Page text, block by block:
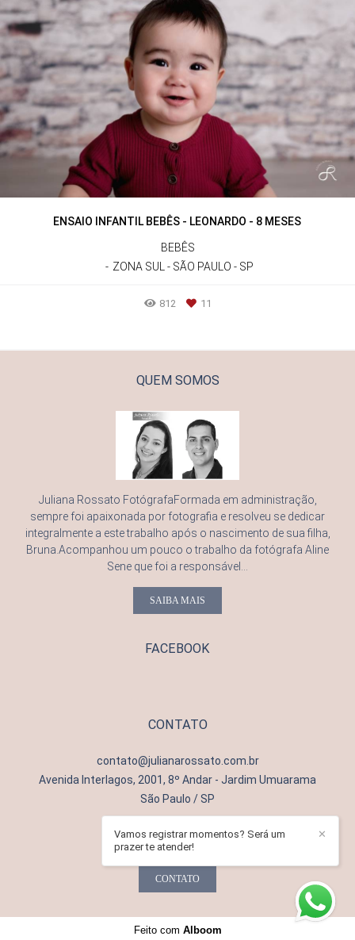
ENSAIO INFANTIL BEBÊS - LEONARDO - 8 MESES
BEBÊS
ZONA SUL - SÃO PAULO - SP
812 11
QUEM SOMOS
Juliana Rossato FotógrafaFormada em administração,
sempre foi apaixonada por fotografia e resolveu se dedicar
integralmente a este trabalho após o nascimento de sua filha,
Bruna.Acompanhou um pouco o trabalho da fotógrafa Aline
Sene que foi a responsável...
SAIBA MAIS
FACEBOOK
CONTATO
contato@julianarossato.com.br
Avenida Interlagos, 2001, 8º Andar - Jardim Umuarama
São Paulo / SP
CONTATO
✕
Vamos registrar momentos? Será um
prazer te atender!
Feito com Alboom